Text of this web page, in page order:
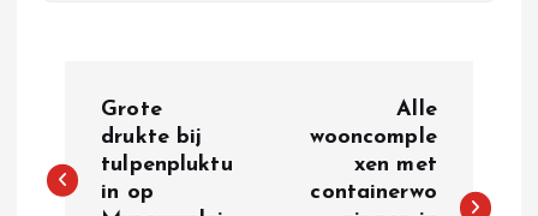
Grote
drukte bij
tulpenpluktu
in op
Alle
wooncomple
xen met
containerwo